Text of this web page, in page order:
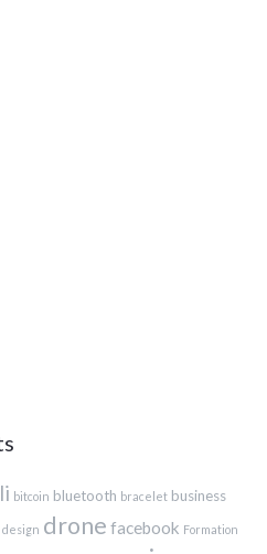
bitcoin bluetooth bracelet business
design drone facebook Formation